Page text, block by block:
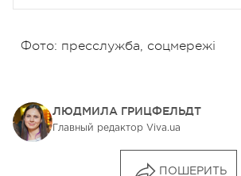
Фото: пресслужба, соцмережі
ЛЮДМИЛА ГРИЦФЕЛЬДТ
Главный редактор Viva.ua
ПОШЕРИТЬ